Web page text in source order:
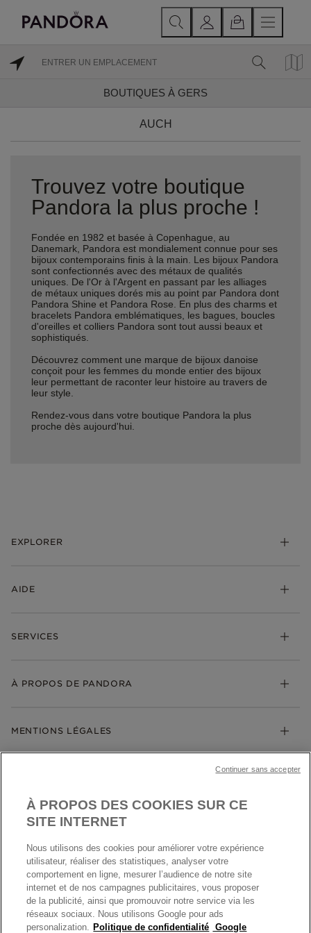
BOUTIQUES À GERS
AUCH
Trouvez votre boutique
Pandora la plus proche !
Fondée en 1982 et basée à Copenhague, au
Danemark, Pandora est mondialement connue pour ses
bijoux contemporains finis à la main. Les bijoux Pandora
sont confectionnés avec des métaux de qualités
uniques. De l'Or à l'Argent en passant par les alliages
de métaux uniques dorés mis au point par Pandora dont
Pandora Shine et Pandora Rose. En plus des charms et
bracelets Pandora emblématiques, les bagues, boucles
d'oreilles et colliers Pandora sont tout aussi beaux et
sophistiqués.
Découvrez comment une marque de bijoux danoise
conçoit pour les femmes du monde entier des bijoux
leur permettant de raconter leur histoire au travers de
leur style.
Rendez-vous dans votre boutique Pandora la plus
proche dès aujourd'hui.
EXPLORER
Bijoux
Trouver une boutique
AIDE
Suivre ma commande
Échanges et retours
Prix en ligne et en boutique
Plan du site
SERVICES
Gravure
À PROPOS DE PANDORA
Carrières
MENTIONS LÉGALES
Politique des cookies
Politique de confidentialité
Conditions générales de vente
Conditions générales de vente Click & Collect
Plateforme ODR
Information sur le fabricant et l'importateur
FRANCE
France
© TOUS DROITS RESERVES. 2026 Pandora
À PROPOS DES COOKIES SUR CE
SITE INTERNET
Nous utilisons des cookies pour améliorer votre expérience
utilisateur, réaliser des statistiques, analyser votre
comportement en ligne, mesurer l’audience de notre site
internet et de nos campagnes publicitaires, vous proposer
de la publicité, ainsi que promouvoir notre service via les
réseaux sociaux. Nous utilisons Google pour ads
personalization. Politique de confidentialité Google
Continuer sans accepter